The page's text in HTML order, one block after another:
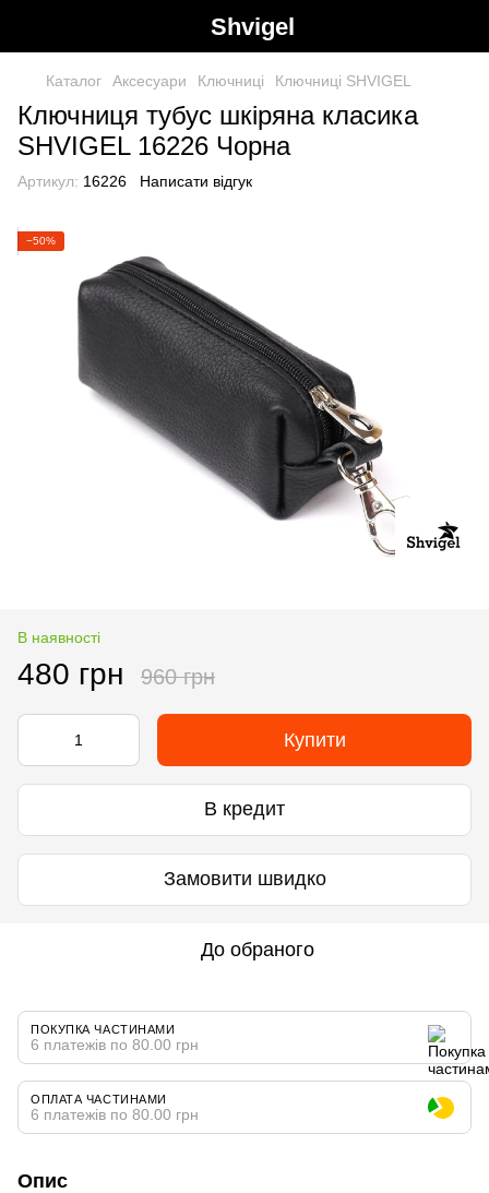
Shvigel
Каталог Аксесуари Ключниці Ключниці SHVIGEL
Ключниця тубус шкіряна класика
SHVIGEL 16226 Чорна
Артикул: 16226 Написати відгук
−50%
В наявності
480 грн 960 грн
Купити
В кредит
Замовити швидко
До обраного
ПОКУПКА ЧАСТИНАМИ
6 платежів по 80.00 грн
ОПЛАТА ЧАСТИНАМИ
6 платежів по 80.00 грн
Опис